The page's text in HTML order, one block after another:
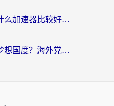
在欧洲玩战舰世界用什么加速器比较好用？老玩家亲测有效的低延迟方案
英国怎么玩奥比岛：梦想国度？海外党不卡攻略+加速器选择秘籍